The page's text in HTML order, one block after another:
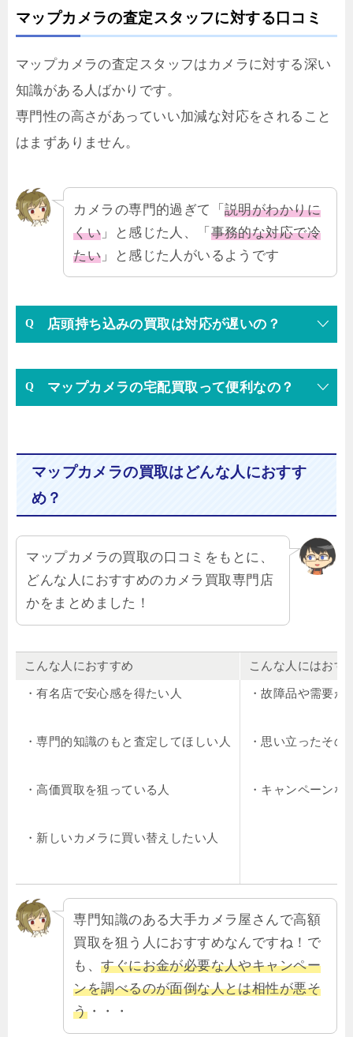
マップカメラの査定スタッフに対する口コミ
マップカメラの査定スタッフはカメラに対する深い
知識がある人ばかりです。
専門性の高さがあっていい加減な対応をされること
はまずありません。
カメラの専門的過ぎて「説明がわかりに
くい 」と感じた人、「 事務的な対応で冷
たい 」と感じた人がいるようです
店頭持ち込みの買取は対応が遅いの？
マップカメラの宅配買取って便利なの？
マップカメラの買取はどんな人におすす
め？
マップカメラの買取の口コミをもとに、
どんな人におすすめのカメラ買取専門店
かをまとめました！
こんな人におすすめ こんな人にはおす
・有名店で安心感を得たい人
・専門的知識のもと査定してほしい人
・高価買取を狙っている人
・新しいカメラに買い替えしたい人
・故障品や需要が
・思い立ったその
・キャンペーンな
専門知識のある大手カメラ屋さんで高額
買取を狙う人におすすめなんですね！で
も、すぐにお金が必要な人やキャンペー
ンを調べるのが面倒な人とは相性が悪そ
う・・・